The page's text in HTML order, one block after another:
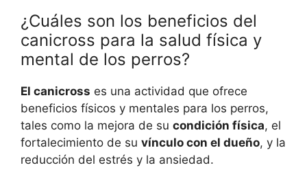
¿Cuáles son los beneficios del
canicross para la salud física y
mental de los perros?
El canicross es una actividad que ofrece
beneficios físicos y mentales para los perros,
tales como la mejora de su condición física, el
fortalecimiento de su vínculo con el dueño, y la
reducción del estrés y la ansiedad.